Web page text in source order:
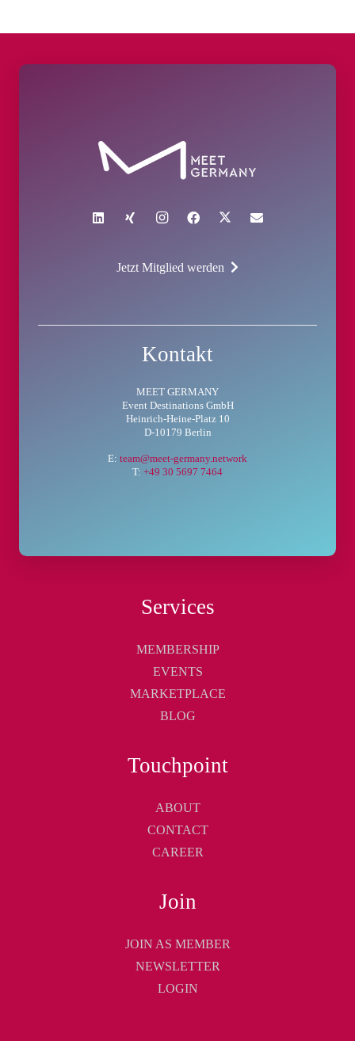
Jetzt Mitglied werden
Kontakt
MEET GERMANY
Event Destinations GmbH
Heinrich-Heine-Platz 10
D-10179 Berlin
E: team@meet-germany.network
T: +49 30 5697 7464
Services
MEMBERSHIP
EVENTS
MARKETPLACE
BLOG
Touchpoint
ABOUT
CONTACT
CAREER
Join
JOIN AS MEMBER
NEWSLETTER
LOGIN